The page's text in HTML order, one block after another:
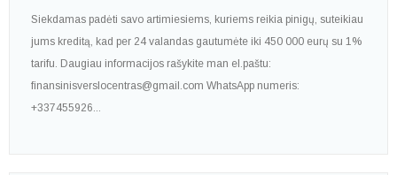
Siekdamas padėti savo artimiesiems, kuriems reikia pinigų, suteikiau
jums kreditą, kad per 24 valandas gautumėte iki 450 000 eurų su 1%
tarifu. Daugiau informacijos rašykite man el.paštu:
finansinisverslocentras@gmail.com WhatsApp numeris:
+337455926...